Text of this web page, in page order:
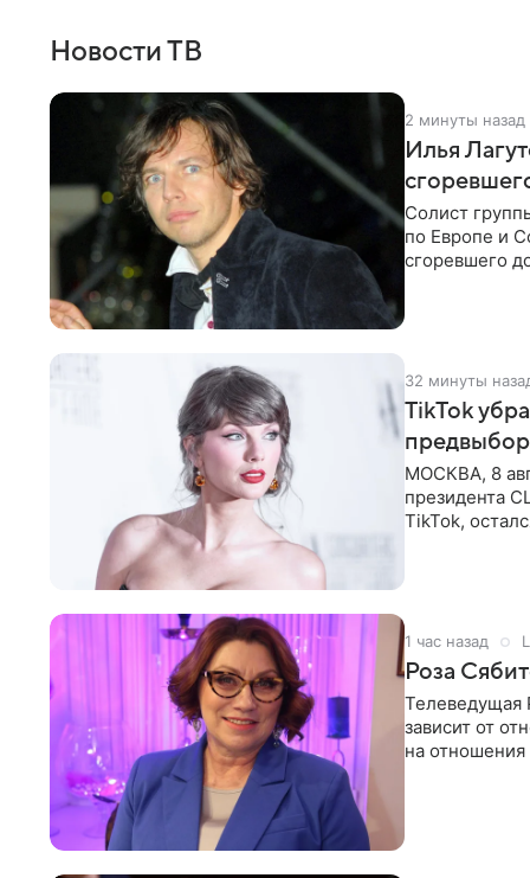
Новости ТВ
2 минуты назад
Илья
Солист
по Европе и
сгоревшего
32 минуты
TikTok
МОСКВА, 8
президента
TikTok,
1 час назад
Роза
Телеведущая
зависит от
на